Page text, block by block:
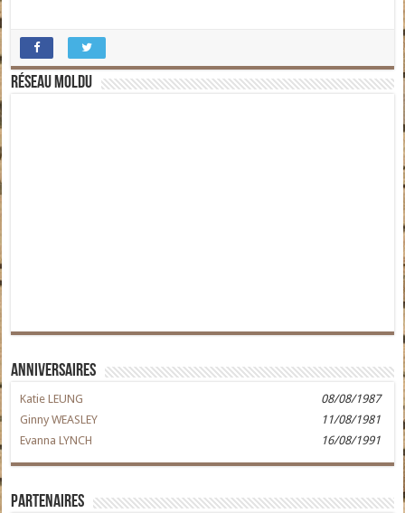
Réseau moldu
Anniversaires
Katie LEUNG
08/08/1987
Ginny WEASLEY
11/08/1981
Evanna LYNCH
16/08/1991
Partenaires